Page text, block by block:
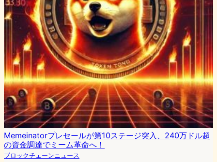
Memeinatorプレセールが第10ステージ突入、240万ドル超
の資金調達でミーム革命へ！
ブロックチェーンニュース